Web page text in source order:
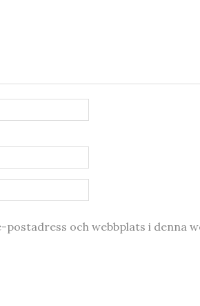
postadress och webbplats i denna